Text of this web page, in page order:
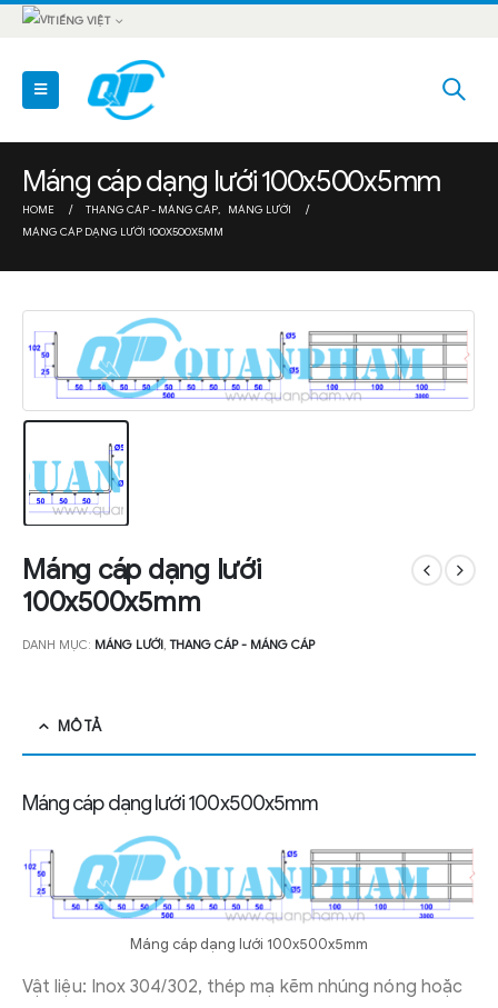
TIẾNG VIỆT
Máng cáp dạng lưới 100x500x5mm
HOME THANG CÁP - MÁNG CÁP,
MÁNG LƯỚI
MÁNG CÁP DẠNG LƯỚI 100X500X5MM
Máng cáp dạng lưới
100x500x5mm
DANH MỤC: MÁNG LƯỚI,THANG CÁP - MÁNG CÁP
MÔ TẢ
Máng cáp dạng lưới 100x500x5mm
Máng cáp dạng lưới 100x500x5mm
Vật liệu: Inox 304/302, thép mạ kẽm nhúng nóng hoặc